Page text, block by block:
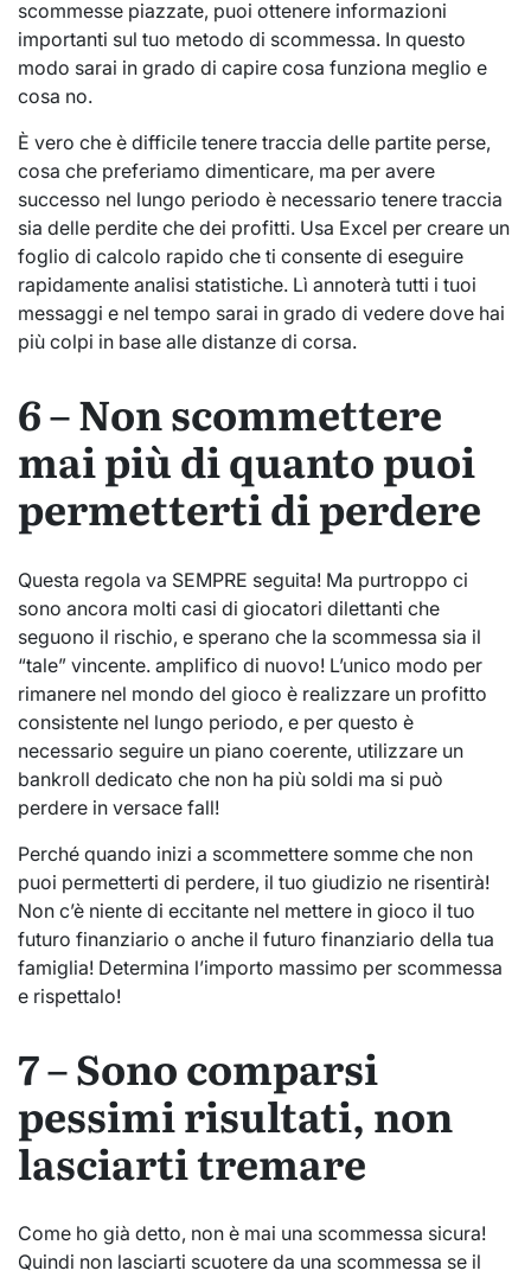
scommesse piazzate, puoi ottenere informazioni
importanti sul tuo metodo di scommessa. In questo
modo sarai in grado di capire cosa funziona meglio e
cosa no.
È vero che è difficile tenere traccia delle partite perse,
cosa che preferiamo dimenticare, ma per avere
successo nel lungo periodo è necessario tenere traccia
sia delle perdite che dei profitti. Usa Excel per creare un
foglio di calcolo rapido che ti consente di eseguire
rapidamente analisi statistiche. Lì annoterà tutti i tuoi
messaggi e nel tempo sarai in grado di vedere dove hai
più colpi in base alle distanze di corsa.
6 – Non scommettere
mai più di quanto puoi
permetterti di perdere
Questa regola va SEMPRE seguita! Ma purtroppo ci
sono ancora molti casi di giocatori dilettanti che
seguono il rischio, e sperano che la scommessa sia il
“tale” vincente. amplifico di nuovo! L’unico modo per
rimanere nel mondo del gioco è realizzare un profitto
consistente nel lungo periodo, e per questo è
necessario seguire un piano coerente, utilizzare un
bankroll dedicato che non ha più soldi ma si può
perdere in versace fall!
Perché quando inizi a scommettere somme che non
puoi permetterti di perdere, il tuo giudizio ne risentirà!
Non c’è niente di eccitante nel mettere in gioco il tuo
futuro finanziario o anche il futuro finanziario della tua
famiglia! Determina l’importo massimo per scommessa
e rispettalo!
7 – Sono comparsi
pessimi risultati, non
lasciarti tremare
Come ho già detto, non è mai una scommessa sicura!
Quindi non lasciarti scuotere da una scommessa se il